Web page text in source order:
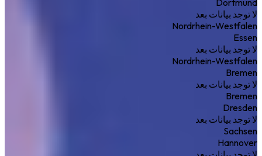
لا توجد بيانات بعد
Nordrhein-Westfalen
Essen
لا توجد بيانات بعد
Nordrhein-Westfalen
Bremen
لا توجد بيانات بعد
Bremen
Dresden
لا توجد بيانات بعد
Sachsen
Hannover